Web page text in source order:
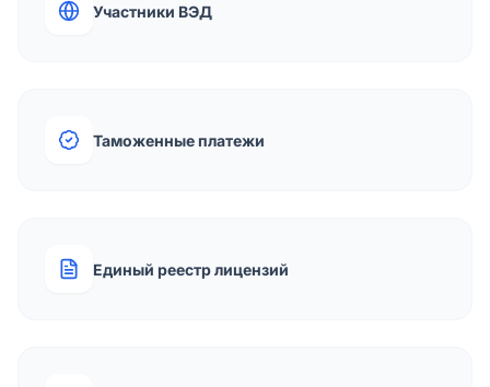
Участники ВЭД
Таможенные платежи
Единый реестр лицензий